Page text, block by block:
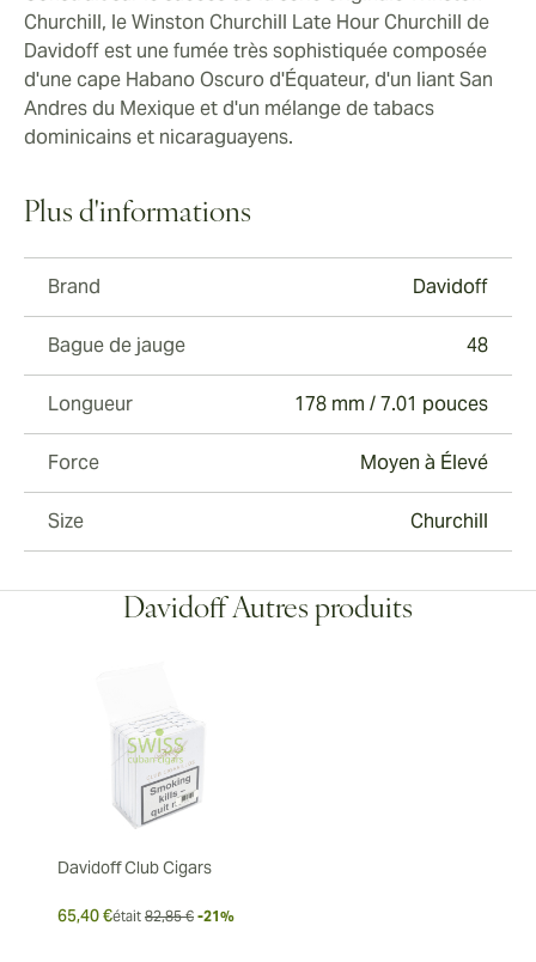
Churchill, le Winston Churchill Late Hour Churchill de
Davidoff est une fumée très sophistiquée composée
d'une cape Habano Oscuro d'Équateur, d'un liant San
Andres du Mexique et d'un mélange de tabacs
dominicains et nicaraguayens.
Plus d'informations
Brand Davidoff
Bague de jauge 48
Longueur 178 mm / 7.01 pouces
Force Moyen à Élevé
Size Churchill
Davidoff Autres produits
Davidoff Club Cigars
65,40 €était 82,85 € -21%